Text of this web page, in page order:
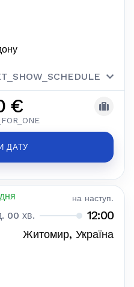
€
ДАТУ
на наступ.
00 хв. 12:00
Житомир, Україна